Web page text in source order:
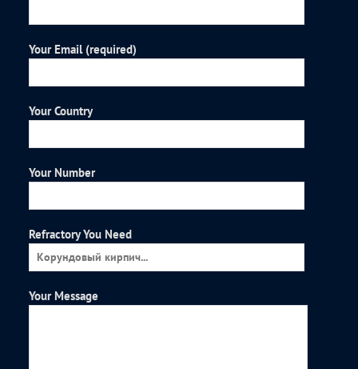
Your Email (required)
Your Country
Your Number
Refractory You Need
Your Message